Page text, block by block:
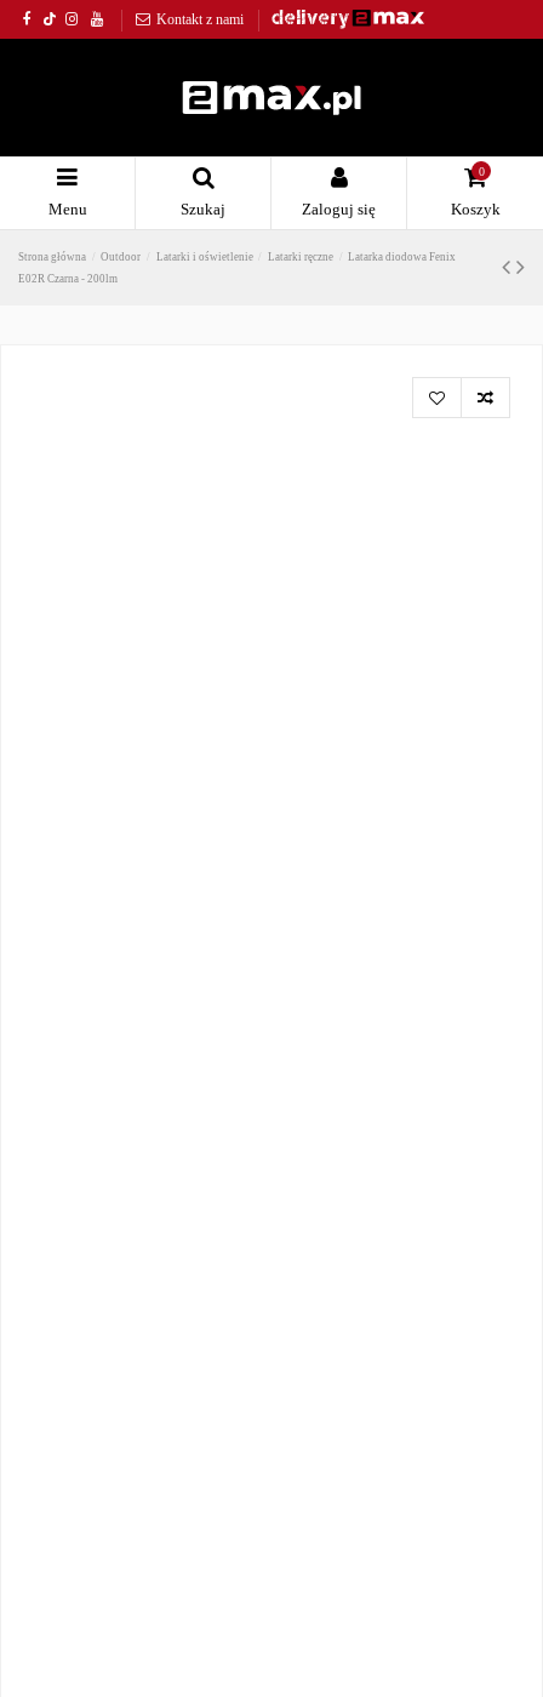
Kontakt z nami
Menu Szukaj Zaloguj się
0
Koszyk
Strona główna Outdoor Latarki i oświetlenie Latarki ręczne
Latarka diodowa Fenix
E02R Czarna - 200lm